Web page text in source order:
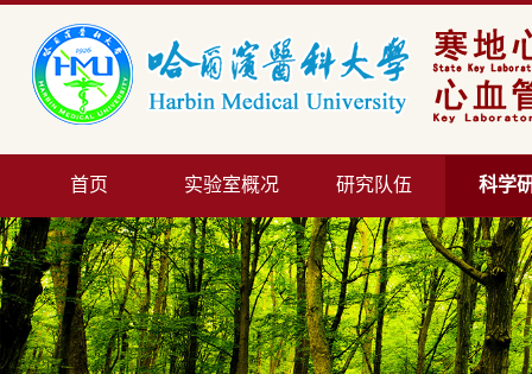
首页 实验室概况 研究队伍 科学